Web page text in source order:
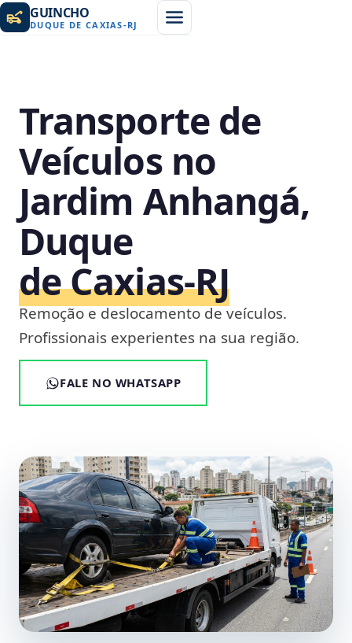
GUINCHO
DUQUE DE CAXIAS-RJ
Transporte de
Veículos no
Jardim Anhangá,
Duque
de Caxias‑RJ
Remoção e deslocamento de veículos.
Profissionais experientes na sua região.
FALE NO WHATSAPP